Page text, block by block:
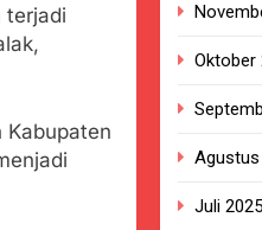
Data MBG Hampir
Pemkot Sukabumi
Tegaskan ASI adalah
terjadi
Kabupaten
Oktober
Juli 2025